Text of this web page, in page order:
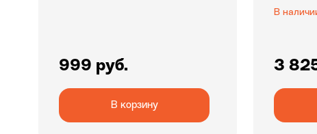
999 руб.
В корзину
В
3